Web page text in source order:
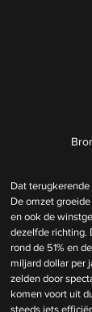
Dat
De omzet
en ook de
dezelfde richting.
rond de 51% en
miljard dollar per
zelden door
komen voort uit
steeds iets